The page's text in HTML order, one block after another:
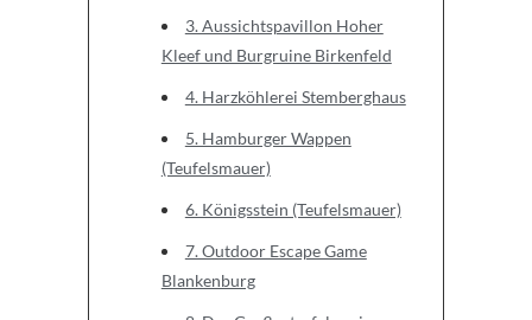
3. Aussichtspavillon Hoher
Kleef und Burgruine Birkenfeld
4. Harzköhlerei Stemberghaus
5. Hamburger Wappen
(Teufelsmauer)
6. Königsstein (Teufelsmauer)
7. Outdoor Escape Game
Blankenburg